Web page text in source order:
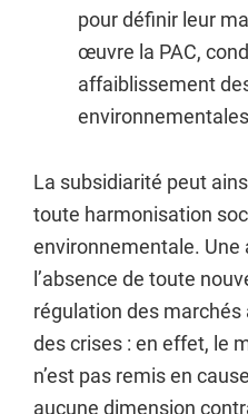
pour définir leur
œuvre la PAC,
affaiblissement
La subsidiarité peut
toute harmonisation
environnementale.
l’absence de toute
régulation des
des crises : en effet, le
n’est pas remis en
aucune dimension